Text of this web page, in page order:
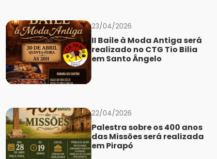
23/04/2026
II Baile à Moda Antiga será
realizado no CTG Tio Bilia
em Santo Ângelo
22/04/2026
Palestra sobre os 400 anos
das Missões será realizada
em Pirapó